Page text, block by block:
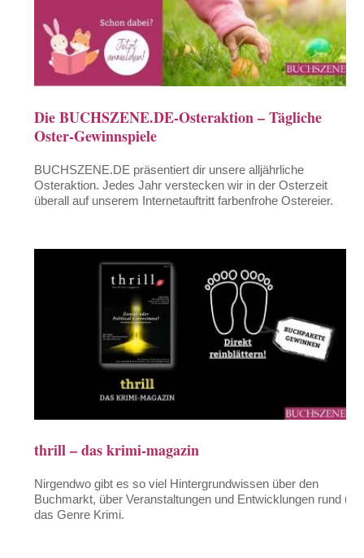
Die BUCHSZENE.DE-Osteraktion – Tägliche
Oster-Gewinnspiele
BUCHSZENE.DE präsentiert dir unsere alljährliche
Osteraktion. Jedes Jahr verstecken wir in der Osterzeit
überall auf unserem Internetauftritt farbenfrohe Ostereier.
thrill – das krimi-magazin
Nirgendwo gibt es so viel Hintergrundwissen über den
Buchmarkt, über Veranstaltungen und Entwicklungen rund um
das Genre Krimi.